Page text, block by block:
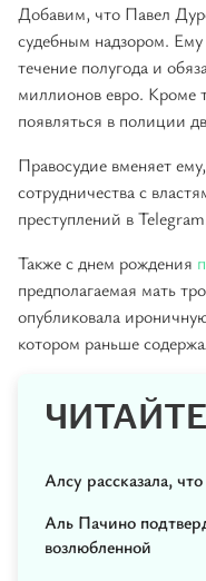
Добавим, что Павел
судебным надзором. Ему
течение полугода и
миллионов евро. Кроме
появляться в полиции
Правосудие вменяет
сотрудничества с
преступлений в
Также с днем рождения
предполагаемая мать
опубликовала
котором раньше
Алсу рассказала,
Аль Пачино
возлюбленной